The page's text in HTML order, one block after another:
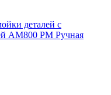
деталей с
АМ800 РМ Ручная